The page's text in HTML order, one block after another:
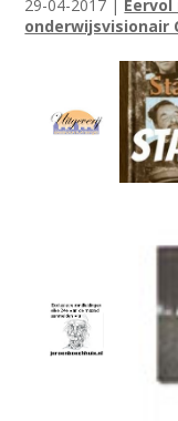
29-04-2017 |
onderwijsvisionair